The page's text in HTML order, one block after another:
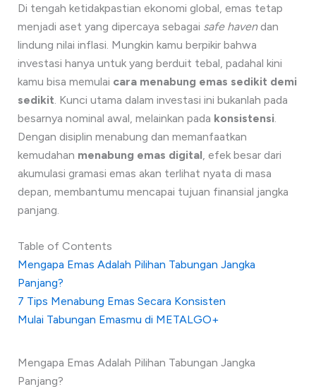
Di tengah ketidakpastian ekonomi global, emas tetap
menjadi aset yang dipercaya sebagai safe havendan
lindung nilai inflasi. Mungkin kamu berpikir bahwa
investasi hanya untuk yang berduit tebal, padahal kini
kamu bisa memulai cara menabung emas sedikit demi
sedikit. Kunci utama dalam investasi ini bukanlah pada
besarnya nominal awal, melainkan pada konsistensi.
Dengan disiplin menabung dan memanfaatkan
kemudahan menabung emas digital, efek besar dari
akumulasi gramasi emas akan terlihat nyata di masa
depan, membantumu mencapai tujuan finansial jangka
panjang.
Table of Contents
Mengapa Emas Adalah Pilihan Tabungan Jangka
Panjang?
7 Tips Menabung Emas Secara Konsisten
Mulai Tabungan Emasmu di METALGO+
Mengapa Emas Adalah Pilihan Tabungan Jangka
Panjang?